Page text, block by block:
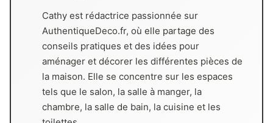
Cathy est rédactrice passionnée sur
AuthentiqueDeco.fr, où elle partage des
conseils pratiques et des idées pour
aménager et décorer les différentes pièces de
la maison. Elle se concentre sur les espaces
tels que le salon, la salle à manger, la
chambre, la salle de bain, la cuisine et les